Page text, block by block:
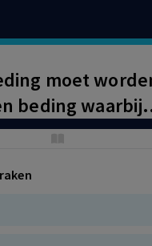
moet
beding waarbij
wordt beperkt
op zeker
zijn. Het beding